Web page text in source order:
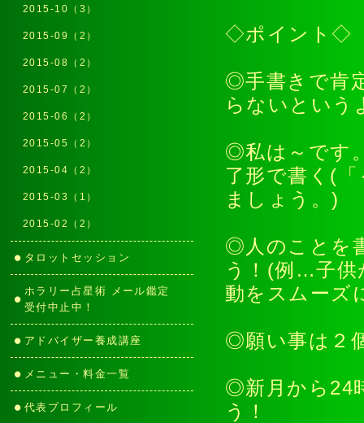
◇ポイント◇
◎手書きで肯
らないとい
◎私は～です
了形で書く(
ましょう。
◎人のことを
う！(例…子供
動をスムー
◎願い事は２
◎新月から24
う！
2015-10（3）
2015-09（2）
2015-08（2）
2015-07（2）
2015-06（2）
2015-05（2）
2015-04（2）
2015-03（1）
2015-02（2）
タロットセッション
ホラリー占星術 メール鑑定
受付中止中！
アドバイザー養成講座
メニュー・料金一覧
代表プロフィール